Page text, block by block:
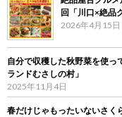
回「川口×絶品
2026年4月15日
自分で収穫した秋野菜を使
ランドむさしの村」
2025年11月4日
春だけじゃもったいないさく